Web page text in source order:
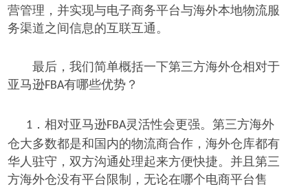
营管理，并实现与电子商务平台与海外本地物流服
务渠道之间信息的互联互通。
最后，我们简单概括一下第三方海外仓相对于
亚马逊FBA有哪些优势 ？
1．相对亚马逊FBA灵活性会更强。第三方海外
仓大多数都是和国内的物流商合作，海外仓库都有
华人驻守， 双方沟通处理起来方便快捷。 并且第三
方海外仓没有平台限制，无论在哪个电商平台售